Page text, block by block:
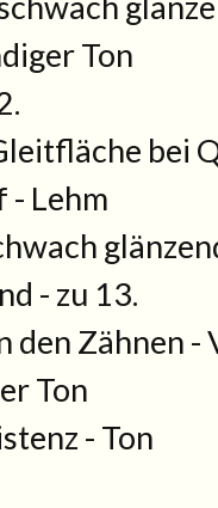
Ton
bei
- Lehm
- zu 13.
den Zähnen -
Ton
- Ton